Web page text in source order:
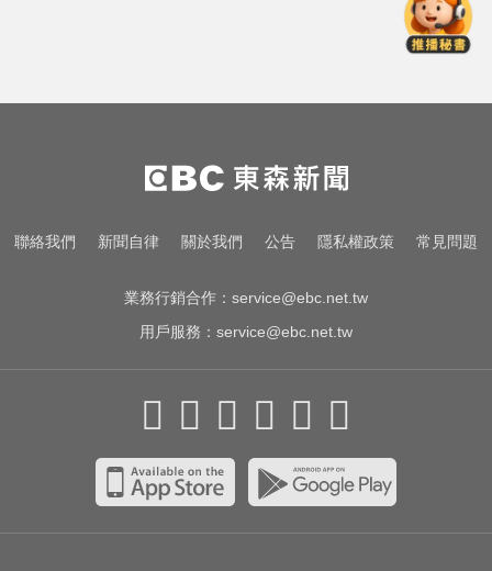
豪、許基宏動刀本季報銷
高雄恐怖車禍！電動車失控連撞13
車 車頭嚴重變形
五角大廈再公開UFO檔案 飛官阿富
聯絡我們 新聞自律 關於我們 公告 隱私權政策 常見問題
業務行銷合作： service@ebc.net.tw
用戶服務： service@ebc.net.tw